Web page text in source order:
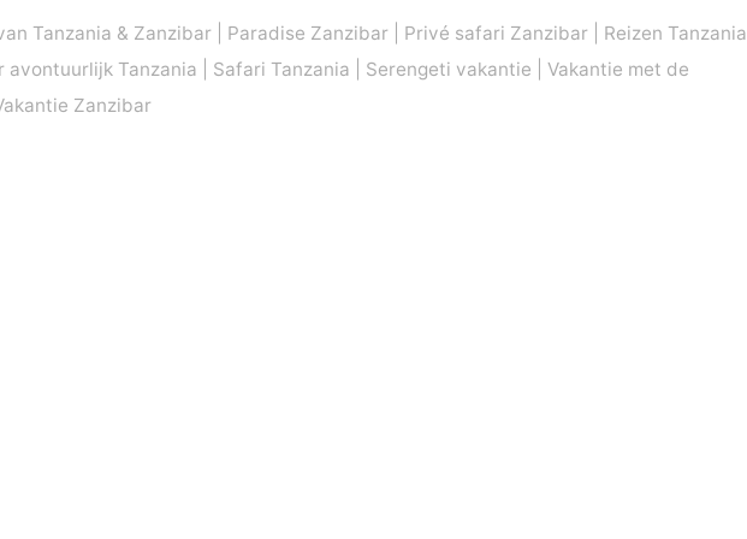
Tanzania & Zanzibar| Paradise Zanzibar| Privé safari Zanzibar| Reizen Tanzania
avontuurlijk Tanzania Safari Tanzania Serengeti vakantie
Vakantie met de
Zanzibar